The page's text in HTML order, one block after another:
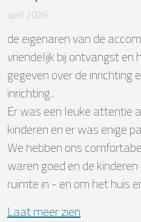
april 2026
de eigenaren van de
vriendelijk bij ontvangst en
gegeven over de inrichting
inrichting..
Er was een leuke attentie
kinderen en er was enige
We hebben ons
waren goed en de
ruimte in - en om het huis
Laat meer zien